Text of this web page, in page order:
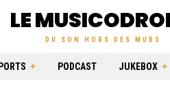
LE
DU SON HORS DES MURS
PODCAST JUKEBOX